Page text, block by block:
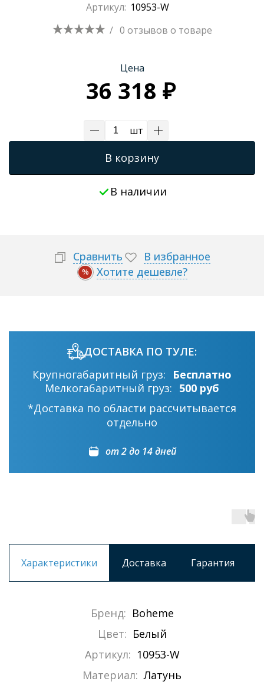
Душевые уголки и ограждения
Артикул: 10953-W
/ 0 отзывов о товаре
Цена
36 318 ₽
шт
В корзину
В наличии
Сравнить В избранное
% Хотите дешевле?
ДОСТАВКА ПО ТУЛЕ:
Крупногабаритный груз:
Бесплатно
Мелкогабаритный груз: 500 руб
*Доставка по области рассчитывается
отдельно
от 2 до 14 дней
Характеристики Доставка Гарантия
Бренд: Boheme
Цвет: Белый
Артикул: 10953-W
Материал: Латунь